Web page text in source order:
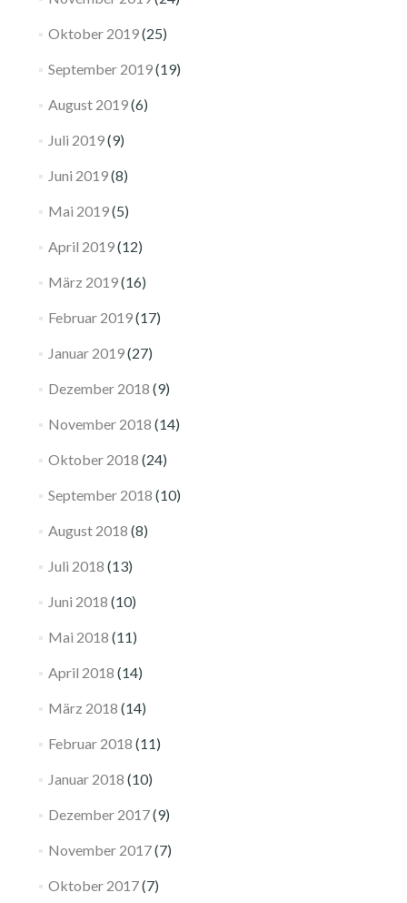
Oktober 2019(25)
September 2019(19)
August 2019(6)
Juli 2019(9)
Juni 2019(8)
Mai 2019(5)
April 2019(12)
März 2019(16)
Februar 2019(17)
Januar 2019(27)
Dezember 2018 (9)
November 2018 (14)
Oktober 2018 (24)
September 2018 (10)
August 2018 (8)
Juli 2018 (13)
Juni 2018 (10)
Mai 2018 (11)
April 2018 (14)
März 2018 (14)
Februar 2018 (11)
Januar 2018 (10)
Dezember 2017(9)
November 2017(7)
Oktober 2017(7)